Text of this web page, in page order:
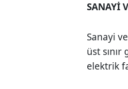
SANAYİ
Sanayi
üst
elektrik